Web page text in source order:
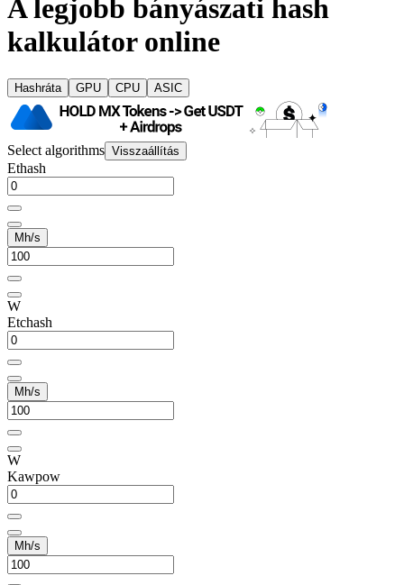
A legjobb bányászati hash
kalkulátor online
Hashráta GPU CPU ASIC
Select algorithms Visszaállítás
Ethash
Mh/s
W
Etchash
Mh/s
W
Kawpow
Mh/s